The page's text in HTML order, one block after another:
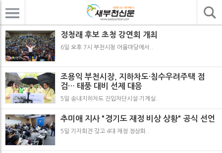
정청래 후보 초청 강연회 개최
6일 오후 7시 부천시청 어울마당에서..
조용익 부천시장, 지하차도·침수우려주택 점
검… 태풍 대비 선제 대응
5일 송내지하차도 진입차단시설·기계실..
추미애 지사 "경기도 재정 비상 상황" 공식 선언
5일 기자회견 갖고 4대 재정 정상화..